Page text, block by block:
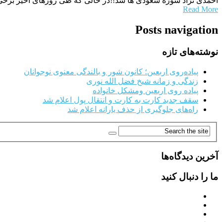
Read More
Posts navigation
نوشته‌های تازه
پیاده‌روی اربعین؛ کانون شور و بالندگی معنوی نوجوانان
زندگی و زمانه شیخ فضل الله نوری
پیاده روی اربعین ومشکل خانواده
سقف جدید کارت به کارت و انتقال پول اعلام شد
راه‌های جلوگیری از حذف یارانه اعلام شد
آخرین دیدگاه‌ها
ما را دنبال کنید